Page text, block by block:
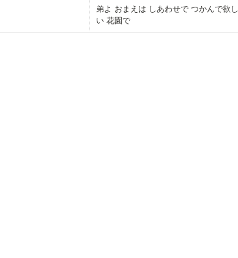
弟よ おまえは しあわせで つかんで欲し
い 花園で